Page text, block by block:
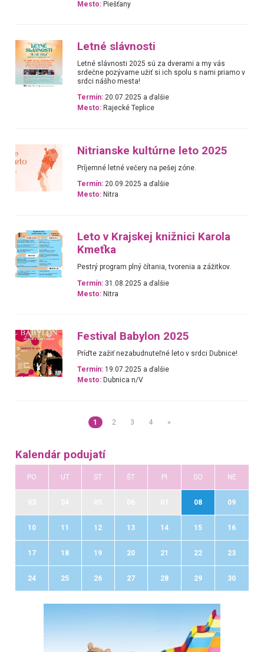
Mesto: Piešťany
Letné slávnosti
Letné slávnosti 2025 sú za dverami a my vás
srdečne pozývame užiť si ich spolu s nami priamo v
srdci nášho mesta!
Termín: 20.07.2025 a ďalšie
Mesto: Rajecké Teplice
Nitrianske kultúrne leto 2025
Príjemné letné večery na pešej zóne.
Termín: 20.09.2025 a ďalšie
Mesto: Nitra
Leto v Krajskej knižnici Karola
Kmeťka
Pestrý program plný čítania, tvorenia a zážitkov.
Termín: 31.08.2025 a ďalšie
Mesto: Nitra
Festival Babylon 2025
Príďte zažiť nezabudnuteľné leto v srdci Dubnice!
Termín: 19.07.2025 a ďalšie
Mesto: Dubnica n/V
1 2 3 4 »
Kalendár podujatí
PO UT ST ŠT PI SO NE
08 09
10 11 12 13 14 15 16
17 18 19 20 21 22 23
24 25 26 27 28 29 30